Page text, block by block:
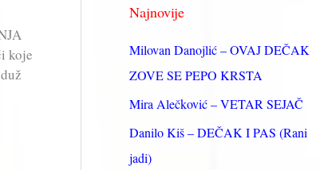
koje
а
з
а
Najnovije
Milovan Danojlić – OVAJ DEČAK
ZOVE SE PEPO KRSTA
Mira Alečković – VETAR SEJAČ
Danilo Kiš – DEČAK I PAS (Rani
jadi)